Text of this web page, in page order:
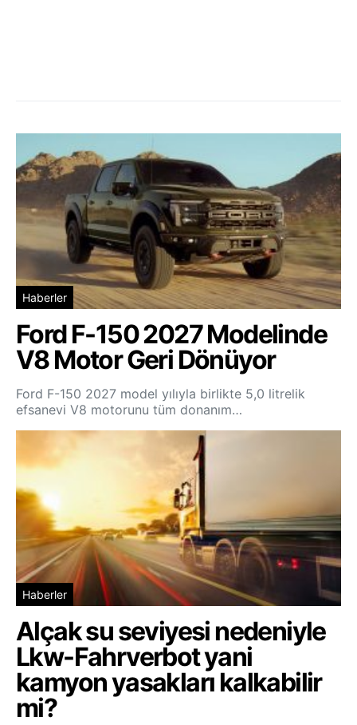
Haberler
Ford F-150 2027 Modelinde
V8 Motor Geri Dönüyor
Ford F-150 2027 model yılıyla birlikte 5,0 litrelik
efsanevi V8 motorunu tüm donanım…
Haberler
Alçak su seviyesi nedeniyle
Lkw-Fahrverbot yani
kamyon yasakları kalkabilir
mi?